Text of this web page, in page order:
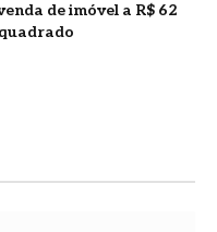
de imóvel a R$ 62